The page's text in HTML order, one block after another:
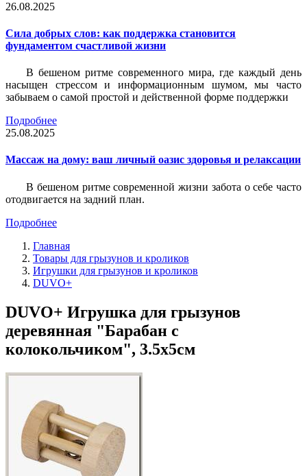
26.08.2025
Сила добрых слов: как поддержка становится
фундаментом счастливой жизни
В бешеном ритме современного мира, где каждый день
насыщен стрессом и информационным шумом, мы часто
забываем о самой простой и действенной форме поддержки
Подробнее
25.08.2025
Массаж на дому: ваш личный оазис здоровья и релаксации
В бешеном ритме современной жизни забота о себе часто
отодвигается на задний план.
Подробнее
Главная
Товары для грызунов и кроликов
Игрушки для грызунов и кроликов
DUVO+
DUVO+ Игрушка для грызунов
деревянная "Барабан с
колокольчиком", 3.5х5см